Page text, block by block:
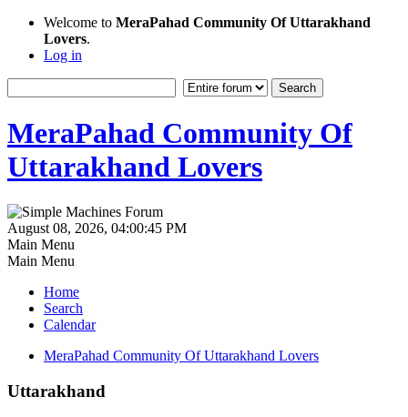
Welcome to MeraPahad Community Of Uttarakhand
Lovers.
Log in
MeraPahad Community Of
Uttarakhand Lovers
August 08, 2026, 04:00:45 PM
Main Menu
Main Menu
Home
Search
Calendar
MeraPahad Community Of Uttarakhand Lovers
Uttarakhand